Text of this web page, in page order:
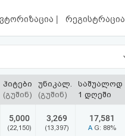
| რეგისტრაცია
ჰიტები
(გუშინ)
უნიკალ.
(გუშინ)
საშუალოდ
1 დღეში
5,000
(22,150)
3,269
(13,397)
17,581
A G: 88%